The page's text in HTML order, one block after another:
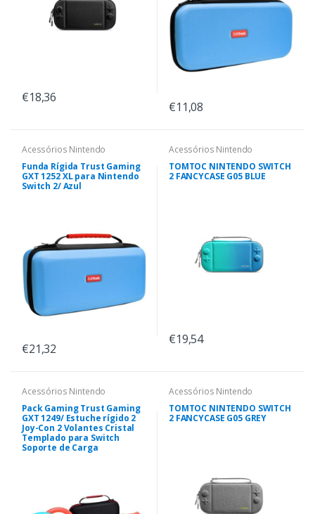
€18,36
€11,08
Acessórios Nintendo
Funda Rígida Trust Gaming
GXT 1252 XL para Nintendo
Switch 2/ Azul
€21,32
Acessórios Nintendo
TOMTOC NINTENDO SWITCH
2 FANCYCASE G05 BLUE
€19,54
Acessórios Nintendo
Pack Gaming Trust Gaming
GXT 1249/ Estuche rígido 2
Joy-Con 2 Volantes Cristal
Templado para Switch
Soporte de Carga
Acessórios Nintendo
TOMTOC NINTENDO SWITCH
2 FANCYCASE G05 GREY